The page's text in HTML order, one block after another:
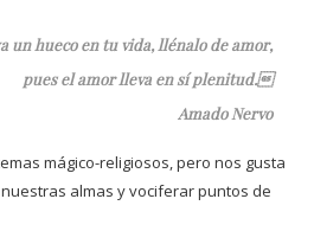
hueco en tu vida, llénalo de amor,
pues el amor lleva en sí plenitud.
Amado Nervo
mágico-religiosos, pero nos gusta
almas y vociferar puntos de